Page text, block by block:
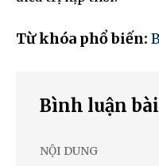
Từ khóa phổ biến:
Bình luận